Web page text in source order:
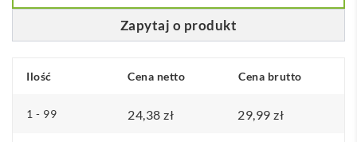
t-
Zapytaj o produkt
Ilość Cena netto Cena brutto
1 - 99 24,38 zł 29,99 zł